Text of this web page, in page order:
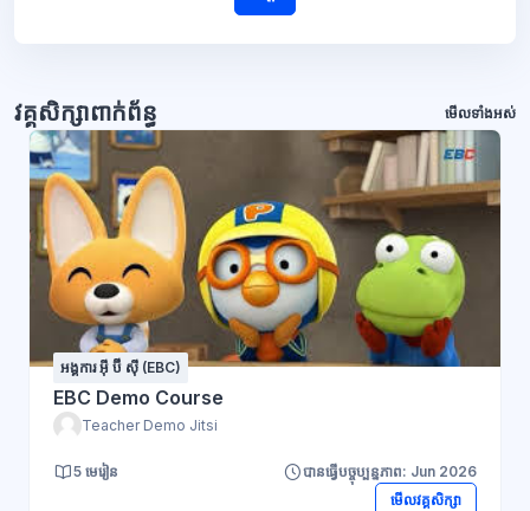
វគ្គសិក្សាពាក់ព័ន្ធ មើលទាំងអស់
អង្គការ អ៊ី ប៊ី ស៊ី (EBC)
EBC Demo Course
Teacher Demo Jitsi
5 មេរៀន
បានធ្វើបច្ចុប្បន្នភាព: Jun 2026
មើលវគ្គសិក្សា